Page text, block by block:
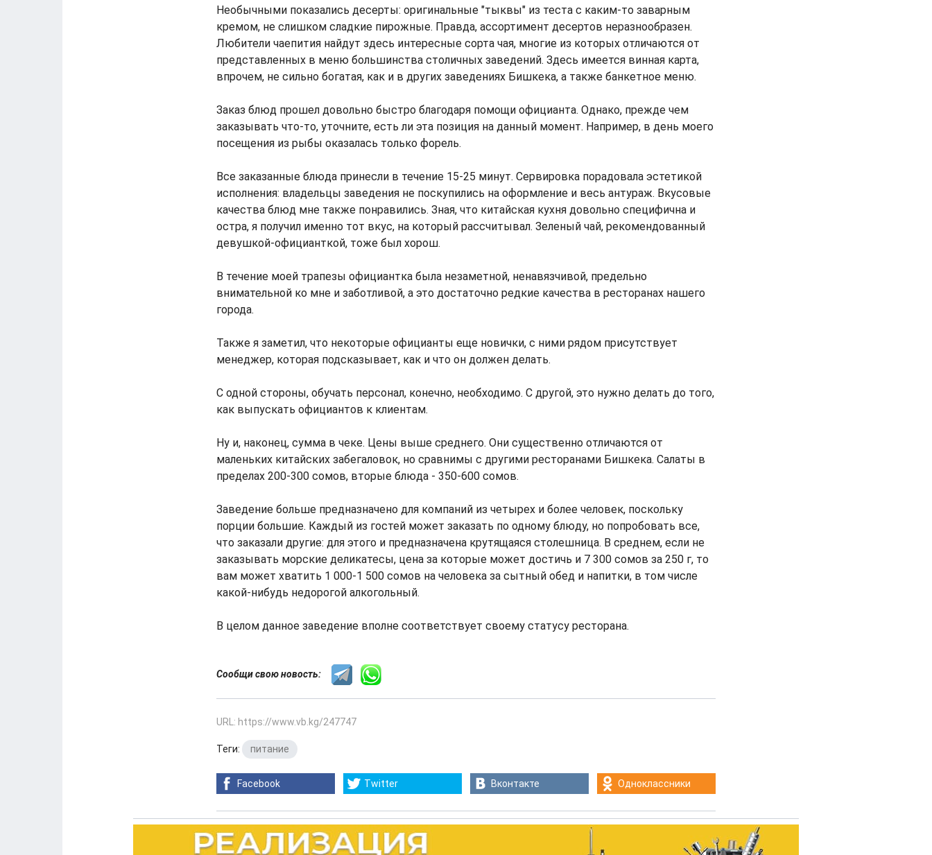
Необычными показались десерты: оригинальные "тыквы" из теста с каким-то заварным
кремом, не слишком сладкие пирожные. Правда, ассортимент десертов неразнообразен.
Любители чаепития найдут здесь интересные сорта чая, многие из которых отличаются от
представленных в меню большинства столичных заведений. Здесь имеется винная карта,
впрочем, не сильно богатая, как и в других заведениях Бишкека, а также банкетное меню.
Заказ блюд прошел довольно быстро благодаря помощи официанта. Однако, прежде чем
заказывать что-то, уточните, есть ли эта позиция на данный момент. Например, в день моего
посещения из рыбы оказалась только форель.
Все заказанные блюда принесли в течение 15-25 минут. Сервировка порадовала эстетикой
исполнения: владельцы заведения не поскупились на оформление и весь антураж. Вкусовые
качества блюд мне также понравились. Зная, что китайская кухня довольно специфична и
остра, я получил именно тот вкус, на который рассчитывал. Зеленый чай, рекомендованный
девушкой-официанткой, тоже был хорош.
В течение моей трапезы официантка была незаметной, ненавязчивой, предельно
внимательной ко мне и заботливой, а это достаточно редкие качества в ресторанах нашего
города.
Также я заметил, что некоторые официанты еще новички, с ними рядом присутствует
менеджер, которая подсказывает, как и что он должен делать.
С одной стороны, обучать персонал, конечно, необходимо. С другой, это нужно делать до того,
как выпускать официантов к клиентам.
Ну и, наконец, сумма в чеке. Цены выше среднего. Они существенно отличаются от
маленьких китайских забегаловок, но сравнимы с другими ресторанами Бишкека. Салаты в
пределах 200-300 сомов, вторые блюда - 350-600 сомов.
Заведение больше предназначено для компаний из четырех и более человек, поскольку
порции большие. Каждый из гостей может заказать по одному блюду, но попробовать все,
что заказали другие: для этого и предназначена крутящаяся столешница. В среднем, если не
заказывать морские деликатесы, цена за которые может достичь и 7 300 сомов за 250 г, то
вам может хватить 1 000-1 500 сомов на человека за сытный обед и напитки, в том числе
какой-нибудь недорогой алкогольный.
В целом данное заведение вполне соответствует своему статусу ресторана.
Сообщи свою новость:
URL: https://www.vb.kg/247747
Теги: питание
Facebook Twitter Вконтакте Одноклассники